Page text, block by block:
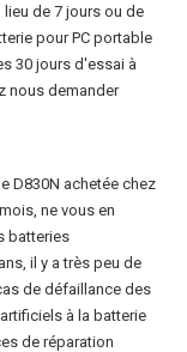
de 7 jours ou de
pour PC portable
30 jours d'essai à
nous demander
D830N achetée chez
ne vous en
batteries
il y a très peu de
de défaillance des
à la batterie
de réparation